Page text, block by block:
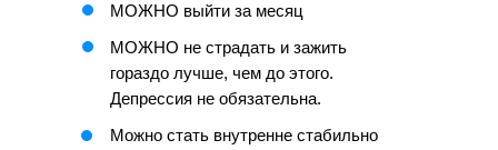
МОЖНО выйти за месяц
МОЖНО не страдать и зажить
гораздо лучше, чем до этого.
Депрессия не обязательна.
Можно стать внутренне стабильно